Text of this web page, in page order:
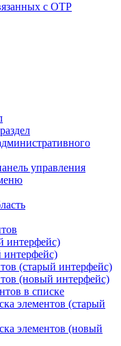
с OTP
управления
интерфейс)
(старый интерфейс)
(новый интерфейс)
в списке
элементов (старый
элементов (новый